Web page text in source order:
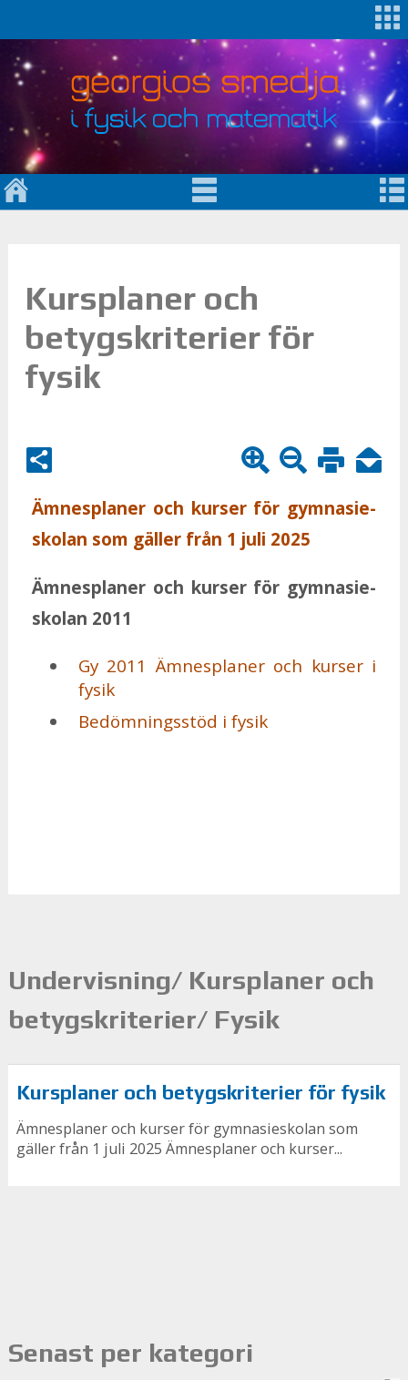
Kursplaner och
betygskriterier för
fysik
Ämnes­pla­ner och kur­ser för gym­na­sie­
sko­lan som gäl­ler från 1 juli 2025
Ämnes­pla­ner och kur­ser för gym­na­sie­
sko­lan 2011
Gy 2011 Ämnes­pla­ner och kur­ser i
fy­sik
Be­döm­nings­stöd i fy­sik
Undervisning/ Kursplaner och
betygskriterier/ Fysik
Kursplaner och betygskriterier för fysik
Ämnesplaner och kurser för gymnasieskolan som
gäller från 1 juli 2025 Ämnesplaner och kurser...
Senast per kategori